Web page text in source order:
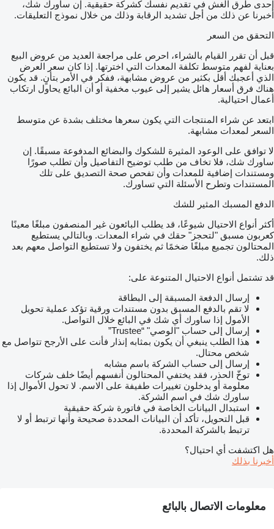
إحدى طرق الغش في تقديم نفسك كشركة حقيقية. إن ساورك شك،
أخبرنا عن ذلك من أجل تشديد الرقابة وذلك من خلال نموذج التعليقات.
التحقق من السعر
قبل أن تقرر القيام بالشراء، احرص على مراجعة العديد من عروض البيع
بعناية لفهم متوسط تكلفة المعدات التي اخترتها. إذا كان سعر العرض
الذي أعجبك أقل بكثير من عروض مشابهة، ففكر في الأمر بتأنٍ. قد يكون
هناك فرق أسعار هائل يشير إلى عيوب مخفية أو أن البائع يحاول ارتكاب
أعمال احتيالية.
ابتعد عن شراء المنتجات التي يكون سعرها مختلف بشدة عن متوسط
السعر لمعدات مشابهة.
لا توافق على الوعود المثيرة للشكوك والبضائع المدفوعة مسبقًا. إن
ساورك شك، فلا تخاف من طلب توضيح التفاصيل وأن تطلب صورًا
ومستندات إضافية للمعدات وأن تفحص صحة التصديق على تلك
المستندات وتطرح الأسئلة التي تساورك.
الدفع المسبك المثير للشك
أكثر أنواع الاحتيال شيوعًا، قد يطلب البائعون غير المنصفون مبلغًا معينًا
كعربون مسبق "لتحجز" حقك في شراء المعدات. وبالتالي يستطيع
المحتالون تجميع مبلغًا ضخمًا ثم يختفون ولا تستطيع التواصل معهم بعد
ذلك.
قد تشتمل أنواع الاحتيال المتنوعة على:
إرسال الدفعة المسبقة إلى البطاقة
لا تقم بالدفع المسبق بدون مستندات ورقية تؤكد عملية تحويل
الأمول إذا ساورك أي شك في البائع خلال التواصل.
إرسال إلى حساب "الوصي" “Trustee”
هذا الطلب ينبغي أن يكون بمثابه إنذار فأنت على الأرجح تتواصل مع
شخص محتال.
إرسال إلى حساب الشركة باسم مشابه
توخّ الحذر، فقد يختفي المحتالون أنفسهم أيضًا خلف شركات
معلومة أو يدخلون تغييرات طفيفة على الاسم. لا تحول الأموال إذا
ساورك شك في اسم الشركة.
استبدال البيانات الخاصة في فاتورة شركة حقيقية
قبل التحويل، تأكد أن البيانات المحددة صحيحة وأنها ترتبط أو لا
ترتبط بالشركة المحددة.
هل اكتشفت أي احتيال؟
أخبرنا بذلك
معلومات الاتصال بالبائع